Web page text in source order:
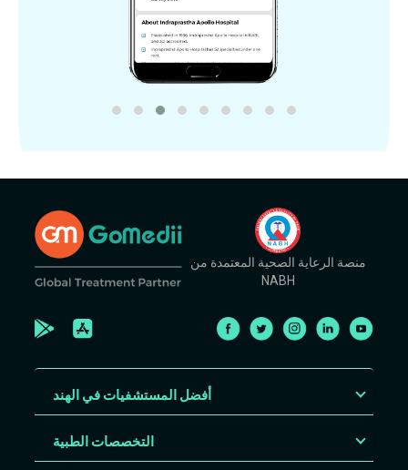
منصة الرعاية الصحية المعتمدة من
NABH
أفضل المستشفيات في الهند
التخصصات الطبية